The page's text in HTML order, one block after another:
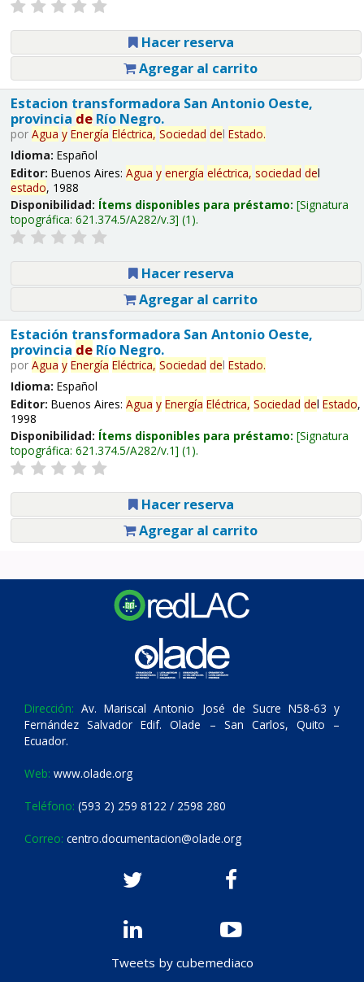
Hacer reserva
Agregar al carrito
Estacion transformadora San Antonio Oeste,
provincia deRío Negro.
por Agua y Energía Eléctrica, Sociedad del Estado.
Idioma: Español
Editor: Buenos Aires: Agua y energía eléctrica, sociedad del
estado, 1988
Disponibilidad: Ítems disponibles para préstamo: Signatura
topográfica: 621.374.5/A282/v.3 (1).
Hacer reserva
Agregar al carrito
Estación transformadora San Antonio Oeste,
provincia deRío Negro.
por Agua y Energía Eléctrica, Sociedad del Estado.
Idioma: Español
Editor: Buenos Aires: Agua y Energía Eléctrica, Sociedad del Estado,
1998
Disponibilidad: Ítems disponibles para préstamo: Signatura
topográfica: 621.374.5/A282/v.1 (1).
Hacer reserva
Agregar al carrito
Dirección: Av. Mariscal Antonio José de Sucre N58-63 y
Fernández Salvador Edif. Olade – San Carlos, Quito –
Ecuador.
Web: www.olade.org
Teléfono: (593 2) 259 8122 / 2598 280
Correo: centro.documentacion@olade.org
Tweets by cubemediaco